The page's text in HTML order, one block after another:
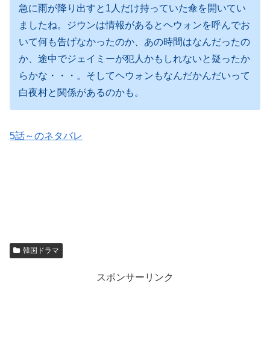
急に雨が降り出すと1人だけ持っていた傘を開いてい
ましたね。ジウンは情報があるとヘウォンを呼んでお
いて何も告げなかったのか、あの時間はなんだったの
か、途中でジェイミーが犯人かもしれないと疑ったか
らかな・・・。そしてヘウォンもなんだかんだいって
白夜村と関係があるのかも。
5話～のネタバレ
韓国ドラマ
スポンサーリンク